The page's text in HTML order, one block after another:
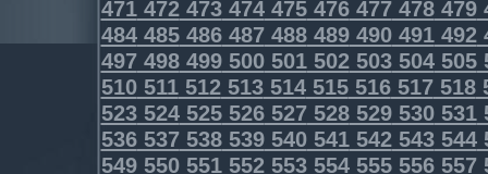
471472473474475476477478479
484485486487488489490491492
497498499500501502503504505
510511512513514515516517518
523524525526527528529530531
536537538539540541542543544
549550551552553554555556557